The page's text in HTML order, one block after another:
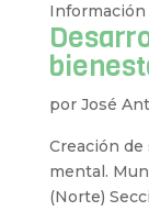
Información
por José
Creación
mental.
(Norte)